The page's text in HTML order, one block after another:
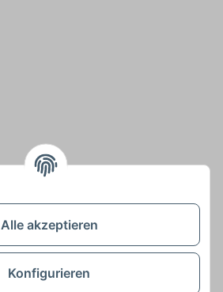
Alle akzeptieren
Konfigurieren